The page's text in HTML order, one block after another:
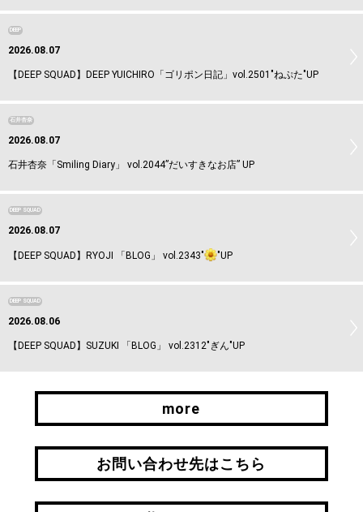
DEEP
2026.08.07
【DEEP SQUAD】DEEP YUICHIRO「ゴリポン日記」vol.2501"ねぷた"UP
石井杏奈
2026.08.07
石井杏奈「Smiling Diary」 vol.2044”だいすきなお店” UP
DEEP SQUAD
2026.08.07
【DEEP SQUAD】RYOJI 「BLOG」 vol.2343" "UP
DEEP SQUAD
2026.08.06
【DEEP SQUAD】SUZUKI 「BLOG」 vol.2312"ぎん"UP
more
more
お問い合わせ先はこちら
お問い合わせ先はこちら
引継ぎはこちら